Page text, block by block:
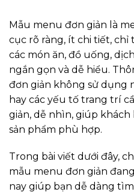
Mẫu menu đơn giản là
cục rõ ràng, ít chi tiết,
các món ăn, đồ uống,
ngắn gọn và dễ hiểu.
đơn giản không sử dụng
hay các yếu tố trang trí
giản, dễ nhìn, giúp
sản phẩm phù hợp.
Trong bài viết dưới đây,
mẫu menu đơn giản
nay giúp bạn dễ dàng